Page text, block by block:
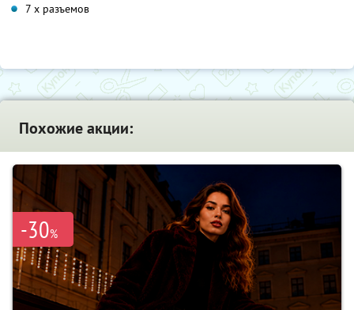
7 x разъемов
Похожие акции:
-30%